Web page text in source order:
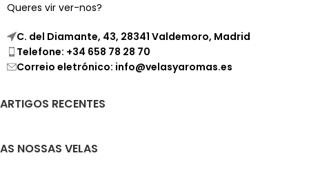
Queres vir ver-nos?
C. del Diamante, 43, 28341 Valdemoro, Madrid
Telefone: +34 658 78 28 70
Correio eletrónico: info@velasyaromas.es
ARTIGOS RECENTES
AS NOSSAS VELAS